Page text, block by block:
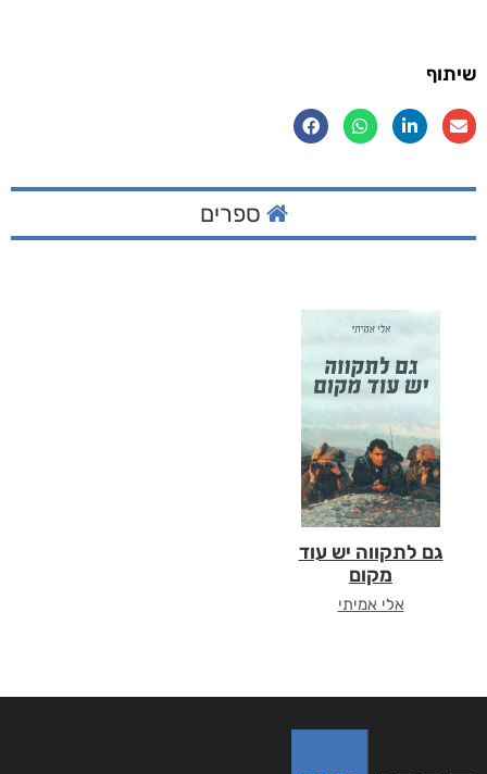
שיתוף
ספרים
גם לתקווה יש עוד
מקום
אלי אמיתי